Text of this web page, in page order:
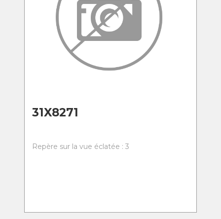
31X8271
Repère sur la vue éclatée : 3